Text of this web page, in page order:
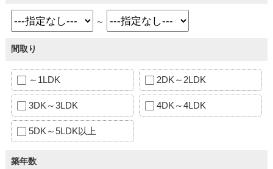
～
間取り
～1LDK 2DK～2LDK
3DK～3LDK 4DK～4LDK
5DK～5LDK以上
築年数